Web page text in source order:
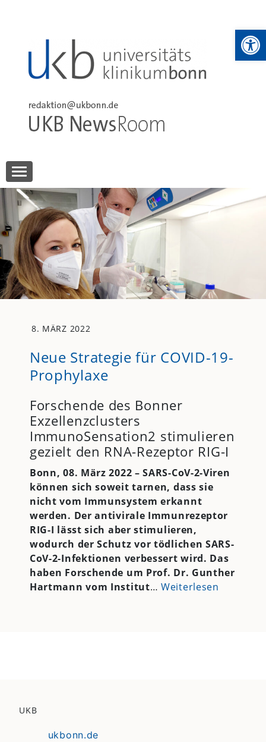
UKB NewsRoom
8. MÄRZ 2022
Neue Strategie für COVID-19-
Prophylaxe
Forschende des Bonner
Exzellenzclusters
ImmunoSensation2 stimulieren
gezielt den RNA-Rezeptor RIG-I
Bonn, 08. März 2022 – SARS-CoV-2-Viren
können sich soweit tarnen, dass sie
nicht vom Immunsystem erkannt
werden. Der antivirale Immunrezeptor
RIG-I lässt sich aber stimulieren,
wodurch der Schutz vor tödlichen SARS-
CoV-2-Infektionen verbessert wird. Das
haben Forschende um Prof. Dr. Gunther
Hartmann vom Institut…Weiterlesen
UKB
ukbonn.de